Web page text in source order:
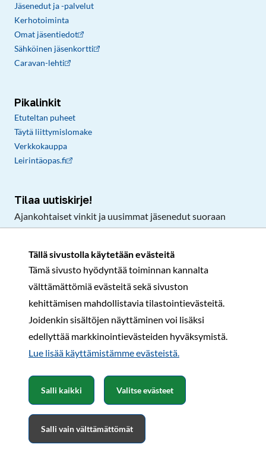
Tällä sivustolla käytetään evästeitä
Tämä sivusto hyödyntää toiminnan kannalta
välttämättömiä evästeitä sekä sivuston
kehittämisen mahdollistavia tilastointievästeitä.
Joidenkin sisältöjen näyttäminen voi lisäksi
edellyttää markkinointievästeiden hyväksymistä.
Lue lisää käyttämistämme evästeistä.​​​​​​
Salli kaikki
Salli vain välttämättömät
Valitse evästeet
Jäsenedut ja -palvelut
Kerhotoiminta
Omat jäsentiedot
Sähköinen jäsenkortti
Caravan-lehti
Pikalinkit
Etuteltan puheet
Täytä liittymislomake
Verkkokauppa
Leirintäopas.fi
Tilaa uutiskirje!
Ajankohtaiset vinkit ja uusimmat jäsenedut suoraan
Rekisteri- ja tietosuojaselosteSopimusehdot